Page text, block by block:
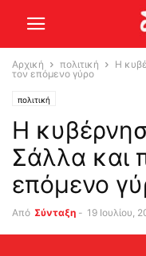
Αρχική πολιτική
Η
τον επόμενο γύρο
πολιτική
Η
Σάλλα και
επόμενο
Από Σύνταξη - 19 Ιουλίου,